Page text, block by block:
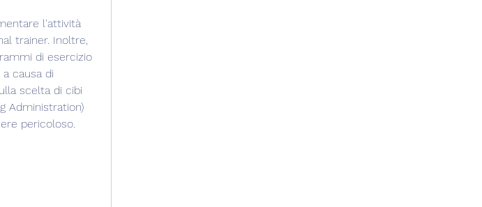
l'attività
trainer. Inoltre,
di esercizio
causa di
scelta di cibi
Administration)
pericoloso.